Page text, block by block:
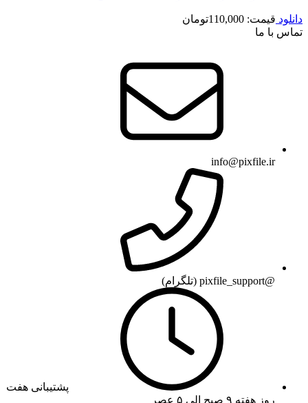
دانلود قیمت: 110,000تومان
تماس با ما
info@pixfile.ir
@pixfile_support (تلگرام)
پشتیبانی هفت
روز هفته ۹ صبح الی ۵ عصر